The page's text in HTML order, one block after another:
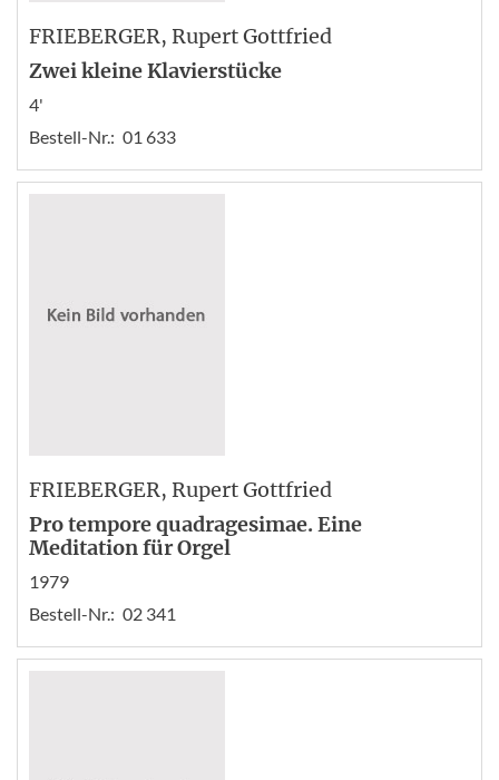
FRIEBERGER, Rupert Gottfried
Zwei kleine Klavierstücke
4'
Bestell-Nr.: 01 633
FRIEBERGER, Rupert Gottfried
Pro tempore quadragesimae. Eine
Meditation für Orgel
1979
Bestell-Nr.: 02 341